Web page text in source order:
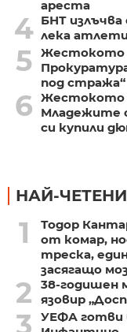
ареста
4 БНТ
лека
5 Жестокото
под стража“
6 Жестокото
Младежите
си купили
НАЙ-ЧЕТЕНИ
1
Тодор
от комар,
треска,
засягащо
2
38-годишен
язовир
УЕФА готви